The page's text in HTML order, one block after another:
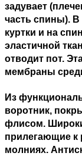
задувает
часть спины). В
куртки и на
эластичной
отводит пот.
мембраны
Из
воротник,
флисом.
прилегающие к
молниях.